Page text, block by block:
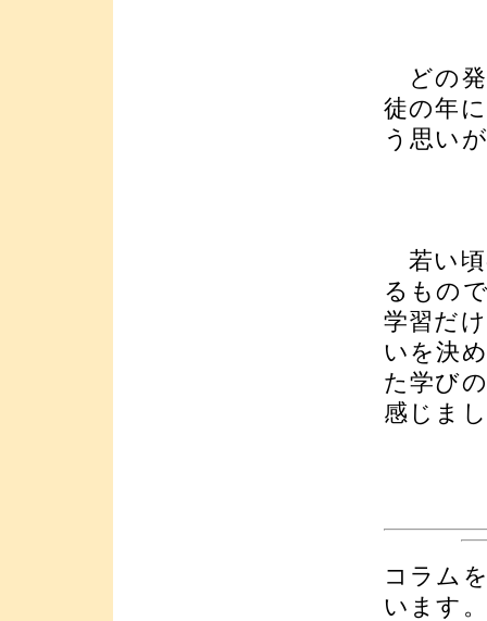
どの発
徒の年
う思い
若い頃
るもの
学習だ
いを決
た学び
感じま
コラム
います。